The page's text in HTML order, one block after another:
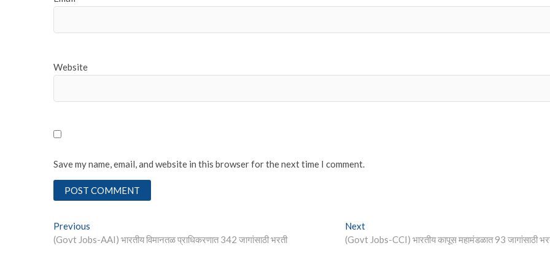
Website
Save my name, email, and website in this browser for the next time I comment.
Post
navigation
Previous
post:
(Govt Jobs-AAI) भारतीय विमानतळ प्राधिकरणात 342 जागांसाठी भरती
NextNext
post:
(Govt Jobs-CCI) भारतीय कापूस महामंडळात 93 जागांसाठी